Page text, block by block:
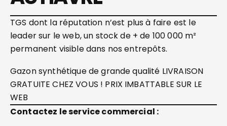
TGS dont la réputation n’est plus à faire est le
leader sur le web, un stock de + de 100 000 m²
permanent visible dans nos entrepôts.
Gazon synthétique de grande qualité LIVRAISON
GRATUITE CHEZ VOUS ! PRIX IMBATTABLE SUR LE
WEB
Contactez le service commercial :